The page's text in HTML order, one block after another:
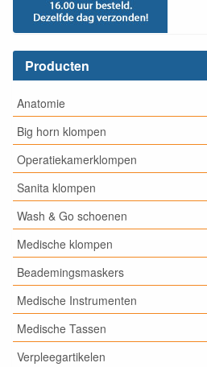
Producten
Anatomie
Big horn klompen
Operatiekamerklompen
Sanita klompen
Wash & Go schoenen
Medische klompen
Beademingsmaskers
Medische Instrumenten
Medische Tassen
Verpleegartikelen